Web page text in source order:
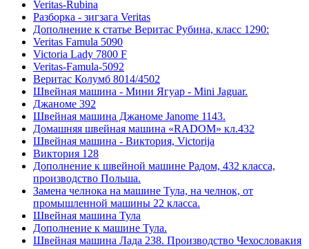
Veritas-Rubina
Разборка - зигзага Veritas
Дополнение к статье Веритас Рубина, класс 1290:
Veritas Famula 5090
Victoria Lady 7800 F
Veritas-Famula-5092
Веритас Колумб 8014/4502
Швейная машина - Мини Ягуар - Mini Jaguar.
Джаноме 392
Швейная машина Джаноме Janome 1143.
Домашняя швейная машина «RADOM» кл.432
Швейная машина - Виктория, Victorija
Виктория 128
Дополнение к швейной машине Радом, 432 класса,
производство Польша.
Замена челнока на машине Тула, на челнок, от
промышленной машины 22 класса.
Швейная машина Тула
Дополнение к машине Тула.
Швейная машина Лада 238. Производство Чехословакия